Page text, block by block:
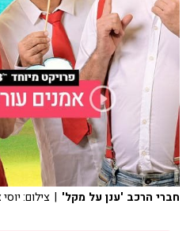
חברי הרכב 'ענן על מקל' | צילום: